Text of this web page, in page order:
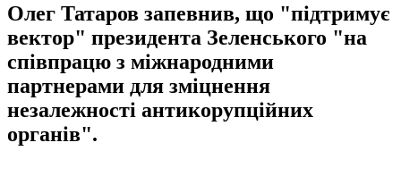
Олег Татаров запевнив, що "підтримує
вектор" президента Зеленського "на
співпрацю з міжнародними
партнерами для зміцнення
незалежності антикорупційних
органів".